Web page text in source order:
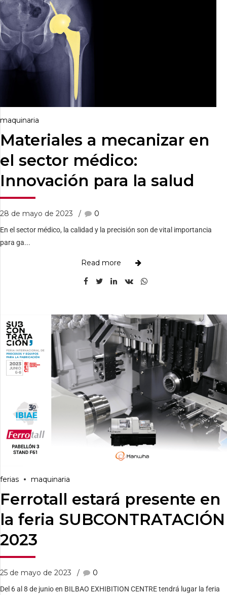
maquinaria
Materiales a mecanizar en
el sector médico:
Innovación para la salud
28 de mayo de 2023 0
En el sector médico, la calidad y la precisión son de vital importancia
para ga...
Read more
ferias maquinaria
Ferrotall estará presente en
la feria SUBCONTRATACIÓN
2023
25 de mayo de 2023 0
Del 6 al 8 de junio en BILBAO EXHIBITION CENTRE tendrá lugar la feria